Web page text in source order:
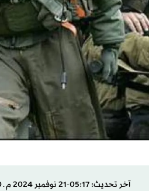
آخر تحديث: 05:17-21 نوفمبر 2024 م ـ 20 جمادي الأول 1446 هـ